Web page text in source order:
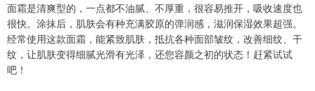
面霜是清爽型的，一点都不油腻、不厚重，很容易推开，吸收速度也
很快。涂抹后，肌肤会有种充满胶原的弹润感，滋润保湿效果超强。
经常使用这款面霜，能紧致肌肤，抵抗各种面部皱纹，改善细纹、干
纹，让肌肤变得细腻光滑有光泽，还您容颜之初的状态！赶紧试试
吧！